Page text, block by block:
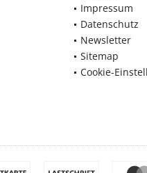
Impressum
Datenschutz
Newsletter
Sitemap
Cookie-